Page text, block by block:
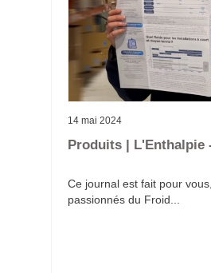
14 mai 2024
Produits | L'Enthalpie
Ce journal est fait pour
passionnés du Froid...